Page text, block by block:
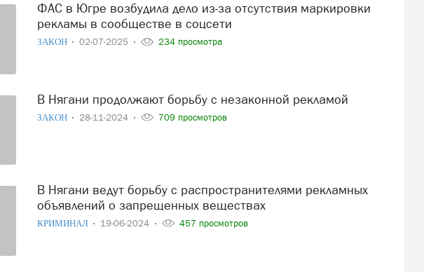
ФАС в Югре возбудила дело из-за отсутствия маркировки
рекламы в сообществе в соцсети
ЗАКОН 02-07-2025 234 просмотра
В Нягани продолжают борьбу с незаконной рекламой
ЗАКОН 28-11-2024 709 просмотров
В Нягани ведут борьбу с распространителями рекламных
объявлений о запрещенных веществах
КРИМИНАЛ 19-06-2024 457 просмотров